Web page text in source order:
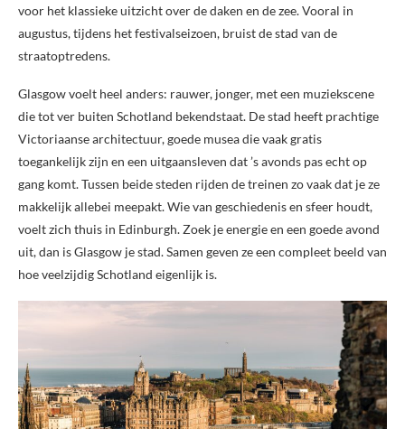
voor het klassieke uitzicht over de daken en de zee. Vooral in
augustus, tijdens het festivalseizoen, bruist de stad van de
straatoptredens.
Glasgow voelt heel anders: rauwer, jonger, met een muziekscene
die tot ver buiten Schotland bekendstaat. De stad heeft prachtige
Victoriaanse architectuur, goede musea die vaak gratis
toegankelijk zijn en een uitgaansleven dat ’s avonds pas echt op
gang komt. Tussen beide steden rijden de treinen zo vaak dat je ze
makkelijk allebei meepakt. Wie van geschiedenis en sfeer houdt,
voelt zich thuis in Edinburgh. Zoek je energie en een goede avond
uit, dan is Glasgow je stad. Samen geven ze een compleet beeld van
hoe veelzijdig Schotland eigenlijk is.